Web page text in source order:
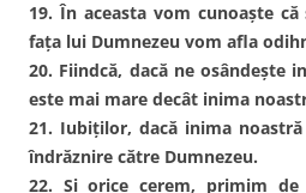
19. În aceasta vom cunoaşte
faţa lui Dumnezeu vom afla
20. Fiindcă, dacă ne osândeşte
este mai mare decât inima
21. Iubiţilor, dacă inima
îndrăznire către Dumnezeu.
22. Şi orice cerem, primim